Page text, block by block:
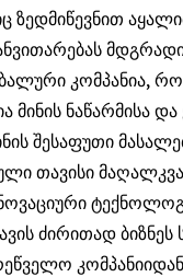
კომპანია,
ნაწარმისა და
შესაფუთი
თავისი
ძირითად